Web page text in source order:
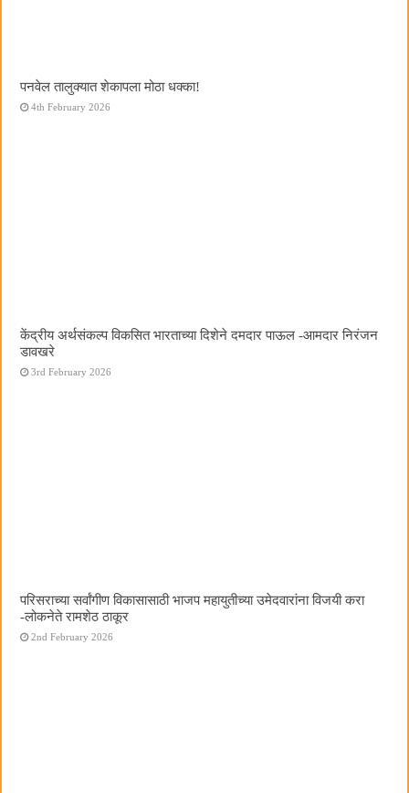
पनवेल तालुक्यात शेकापला मोठा धक्का!
4th February 2026
केंद्रीय अर्थसंकल्प विकसित भारताच्या दिशेने दमदार पाऊल -आमदार निरंजन
डावखरे
3rd February 2026
परिसराच्या सर्वांगीण विकासासाठी भाजप महायुतीच्या उमेदवारांना विजयी करा
-लोकनेते रामशेठ ठाकूर
2nd February 2026